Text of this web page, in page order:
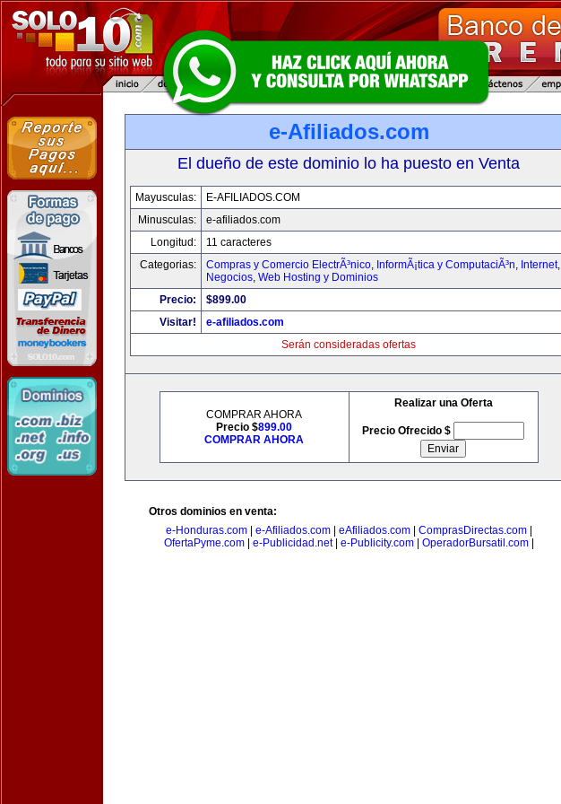
e-Afiliados.com
El dueño de este dominio lo ha puesto en Venta
Mayusculas:
E-AFILIADOS.COM
Minusculas:
e-afiliados.com
Longitud:
11 caracteres
Categorias:
Compras y Comercio ElectrÃ³nico, InformÃ¡tica y ComputaciÃ³n, Internet,
Negocios, Web Hosting y Dominios
Precio:
$899.00
Visitar!
e-afiliados.com
Serán consideradas ofertas
COMPRAR AHORA
Precio $899.00
COMPRAR AHORA
Realizar una Oferta
Precio Ofrecido $
Otros dominios en venta:
e-Honduras.com| e-Afiliados.com| eAfiliados.com| ComprasDirectas.com|
OfertaPyme.com| e-Publicidad.net| e-Publicity.com| OperadorBursatil.com|